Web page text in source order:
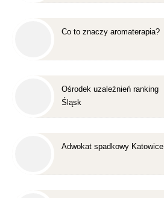
Co to znaczy aromaterapia?
Ośrodek uzależnień ranking
Śląsk
Adwokat spadkowy Katowice